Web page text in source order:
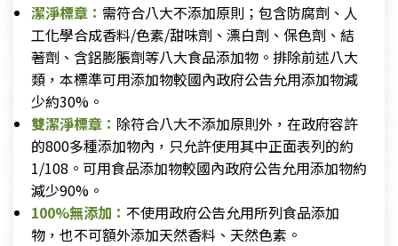
潔淨標章： 需符合八大不添加原則；包含防腐劑、人
工化學合成香料/色素/甜味劑、漂白劑、保色劑、結
著劑、含鋁膨脹劑等八大食品添加物。排除前述八大
類，本標準可用添加物較國內政府公告允用添加物減
少約30%。
雙潔淨標章： 除符合八大不添加原則外，在政府容許
的800多種添加物內，只允許使用其中正面表列的約
1/108。可用食品添加物較國內政府公告允用添加物約
減少90%。
100%無添加： 不使用政府公告允用所列食品添加
物，也不可額外添加天然香料、天然色素。